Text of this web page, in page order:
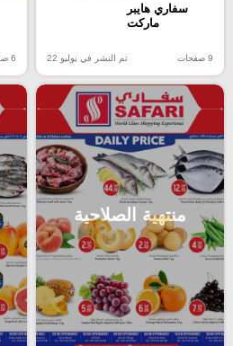
سفاري هايبر
ماركت
9 صفحات تم النشر في يوليو 22 6 صفحات
منتهية الصلاحية